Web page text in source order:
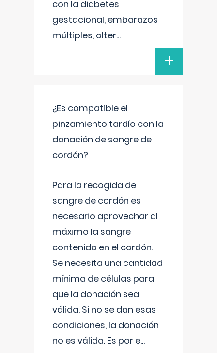
con la diabetes
gestacional, embarazos
múltiples, alter...
+
¿Es compatible el
pinzamiento tardío con la
donación de sangre de
cordón?
Para la recogida de
sangre de cordón es
necesario aprovechar al
máximo la sangre
contenida en el cordón.
Se necesita una cantidad
mínima de células para
que la donación sea
válida. Si no se dan esas
condiciones, la donación
no es válida. Es por e...